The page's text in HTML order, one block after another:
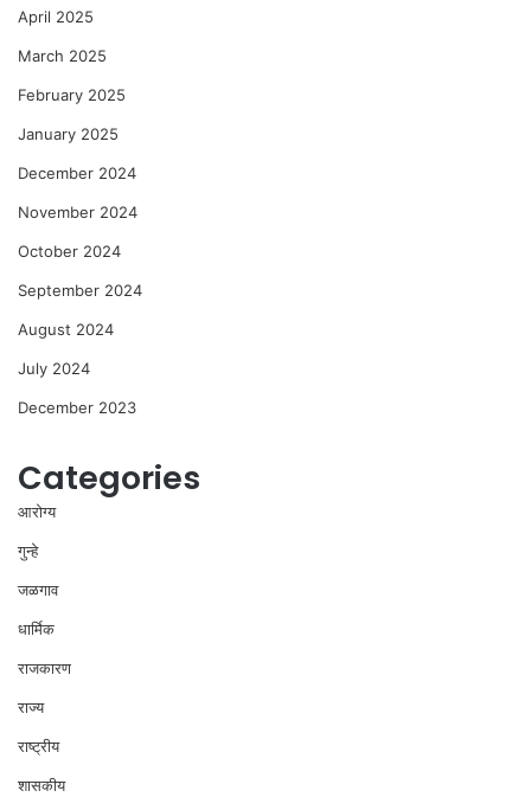
April 2025
March 2025
February 2025
January 2025
December 2024
November 2024
October 2024
September 2024
August 2024
July 2024
December 2023
Categories
आरोग्य
गुन्हे
जळगाव
धार्मिक
राजकारण
राज्य
राष्ट्रीय
शासकीय